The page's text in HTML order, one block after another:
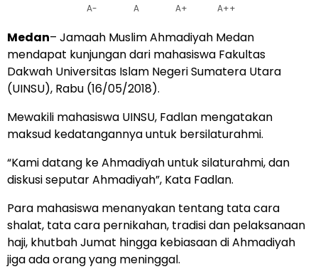
A- A A+ A++
Medan– Jamaah Muslim Ahmadiyah Medan
mendapat kunjungan dari mahasiswa Fakultas
Dakwah Universitas Islam Negeri Sumatera Utara
(UINSU), Rabu (16/05/2018).
Mewakili mahasiswa UINSU, Fadlan mengatakan
maksud kedatangannya untuk bersilaturahmi.
“Kami datang ke Ahmadiyah untuk silaturahmi, dan
diskusi seputar Ahmadiyah”, Kata Fadlan.
Para mahasiswa menanyakan tentang tata cara
shalat, tata cara pernikahan, tradisi dan pelaksanaan
haji, khutbah Jumat hingga kebiasaan di Ahmadiyah
jiga ada orang yang meninggal.